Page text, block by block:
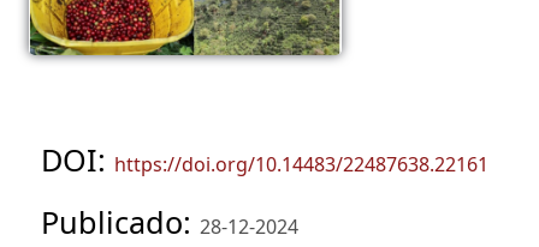
DOI: https://doi.org/10.14483/22487638.22161
Publicado: 28-12-2024